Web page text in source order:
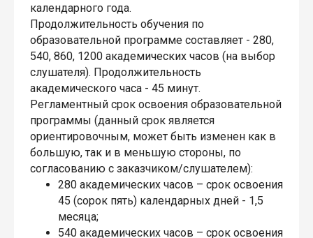
календарного года.
Продолжительность обучения по
образовательной программе составляет - 280,
540, 860, 1200 академических часов (на выбор
слушателя). Продолжительность
академического часа - 45 минут.
Регламентный срок освоения образовательной
программы (данный срок является
ориентировочным, может быть изменен как в
большую, так и в меньшую стороны, по
согласованию с заказчиком/слушателем):
280 академических часов – срок освоения
45 (сорок пять) календарных дней - 1,5
месяца;
540 академических часов – срок освоения